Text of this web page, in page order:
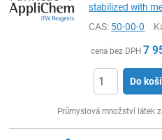
stabilized with
CAS: 50-00-0
cena bez DPH 7
Do
Průmyslová množství látek